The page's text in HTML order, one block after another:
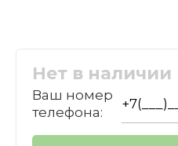
Нет в наличии
Ваш номер
телефона: